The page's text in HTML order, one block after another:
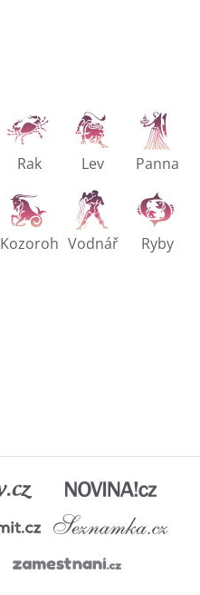
Rak Lev Panna
Kozoroh Vodnář Ryby